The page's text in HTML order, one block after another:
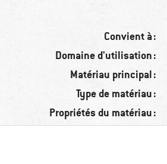
Convient à :
Domaine d'utilisation :
Matériau principal :
Type de matériau :
Propriétés du matériau :